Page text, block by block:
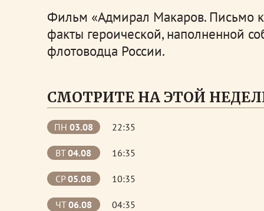
Фильм «Адмирал Макаров. Письмо
факты героической, наполненной
флотоводца России.
СМОТРИТЕ НА ЭТОЙ
ПН 03.08 22:35
ВТ04.08 16:35
СР05.08 10:35
ЧТ06.08 04:35